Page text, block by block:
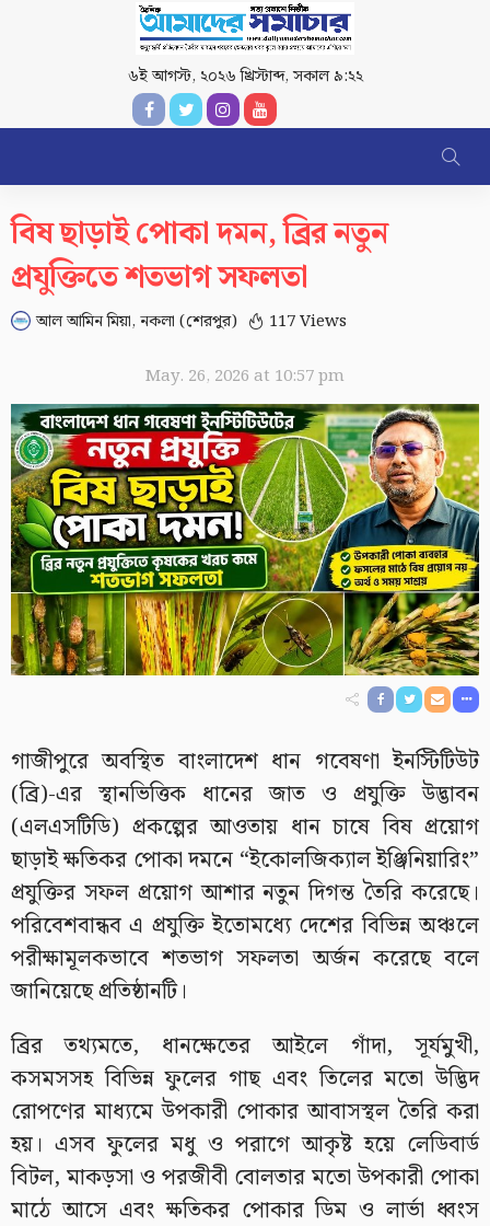
৬ই আগস্ট, ২০২৬ খ্রিস্টাব্দ,সকাল ৯:২২
বিষ ছাড়াই পোকা দমন, ব্রির নতুন
প্রযুক্তিতে শতভাগ সফলতা
আল আমিন মিয়া, নকলা (শেরপুর) 117 Views
May. 26, 2026 at 10:57 pm
গাজীপুরে অবস্থিত বাংলাদেশ ধান গবেষণা ইনস্টিটিউট
(ব্রি)-এর স্থানভিত্তিক ধানের জাত ও প্রযুক্তি উদ্ভাবন
(এলএসটিডি) প্রকল্পের আওতায় ধান চাষে বিষ প্রয়োগ
ছাড়াই ক্ষতিকর পোকা দমনে “ইকোলজিক্যাল ইঞ্জিনিয়ারিং”
প্রযুক্তির সফল প্রয়োগ আশার নতুন দিগন্ত তৈরি করেছে।
পরিবেশবান্ধব এ প্রযুক্তি ইতোমধ্যে দেশের বিভিন্ন অঞ্চলে
পরীক্ষামূলকভাবে শতভাগ সফলতা অর্জন করেছে বলে
জানিয়েছে প্রতিষ্ঠানটি।
ব্রির তথ্যমতে, ধানক্ষেতের আইলে গাঁদা, সূর্যমুখী,
কসমসসহ বিভিন্ন ফুলের গাছ এবং তিলের মতো উদ্ভিদ
রোপণের মাধ্যমে উপকারী পোকার আবাসস্থল তৈরি করা
হয়। এসব ফুলের মধু ও পরাগে আকৃষ্ট হয়ে লেডিবার্ড
বিটল, মাকড়সা ও পরজীবী বোলতার মতো উপকারী পোকা
মাঠে আসে এবং ক্ষতিকর পোকার ডিম ও লার্ভা ধ্বংস